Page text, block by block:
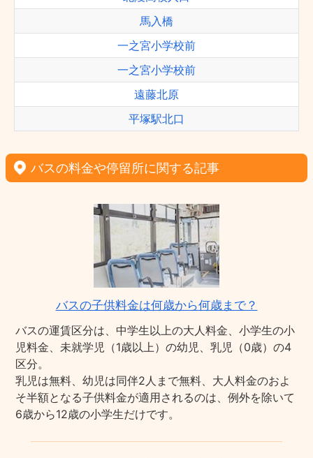
馬入橋
一之宮小学校前
一之宮小学校前
遠藤北原
平塚駅北口
バスの料金や停留所に関する記事
バスの子供料金は何歳から何歳まで？
バスの運賃区分は、中学生以上の大人料金、小学生の小
児料金、未就学児（1歳以上）の幼児、乳児（0歳）の4
区分。
乳児は無料、幼児は同伴2人まで無料、大人料金のおよ
そ半額となる子供料金が適用されるのは、例外を除いて
6歳から12歳の小学生だけです。